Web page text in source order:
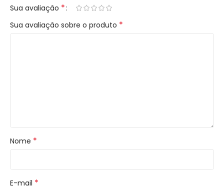
Sua avaliação *
Sua avaliação sobre o produto *
Nome *
E-mail *